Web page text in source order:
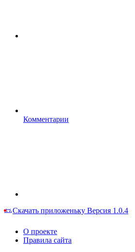
Комментарии
Скачать приложеньку Версия 1.0.4
О проекте
Правила сайта